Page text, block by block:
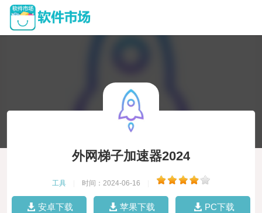
外网梯子加速器2024
工具 时间：2024-06-16
安卓下载 苹果下载 PC下载